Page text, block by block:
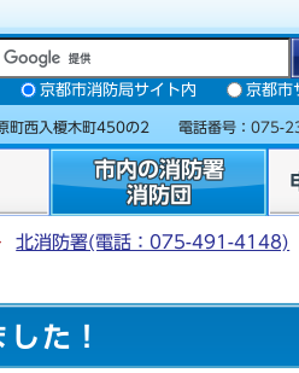
京都市消防局サイト内 京都市
町西入榎木町450の2 電話番号： 075-
市内の消防署
消防団
北消防署(電話：075-491-4148)
た！